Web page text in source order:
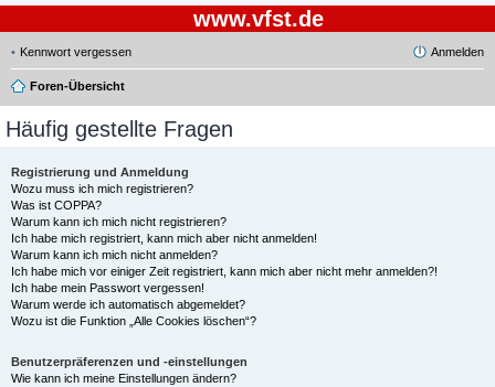
www.vfst.de
Kennwort vergessen Anmelden
Foren-Übersicht
Häufig gestellte Fragen
Registrierung und Anmeldung
Wozu muss ich mich registrieren?
Was ist COPPA?
Warum kann ich mich nicht registrieren?
Ich habe mich registriert, kann mich aber nicht anmelden!
Warum kann ich mich nicht anmelden?
Ich habe mich vor einiger Zeit registriert, kann mich aber nicht mehr anmelden?!
Ich habe mein Passwort vergessen!
Warum werde ich automatisch abgemeldet?
Wozu ist die Funktion „Alle Cookies löschen“?
Benutzerpräferenzen und -einstellungen
Wie kann ich meine Einstellungen ändern?